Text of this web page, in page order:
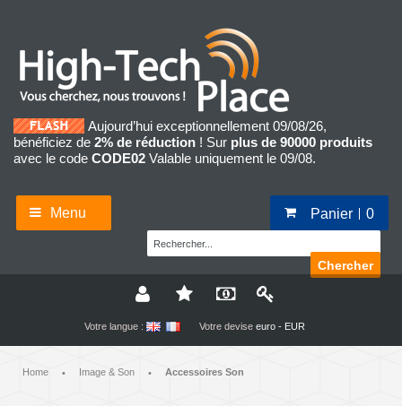
Aujourd’hui exceptionnellement 09/08/26,
bénéficiez de 2% de réduction ! Sur plus de 90000 produits
avec le code CODE02 Valable uniquement le 09/08.
Menu Panier 0
Chercher
Votre langue : Votre devise euro - EUR
Home • Image & Son • Accessoires Son